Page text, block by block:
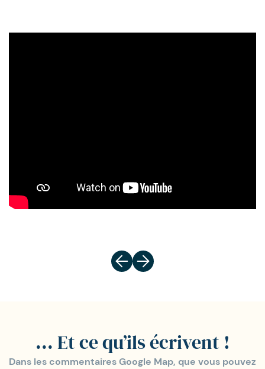
... Et ce qu’ils écrivent !
Dans les commentaires Google Map, que vous pouvez